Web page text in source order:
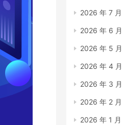
2026 年 7 月
2026 年 6 月
2026 年 5 月
2026 年 4 月
2026 年 3 月
2026 年 2 月
2026 年 1 月